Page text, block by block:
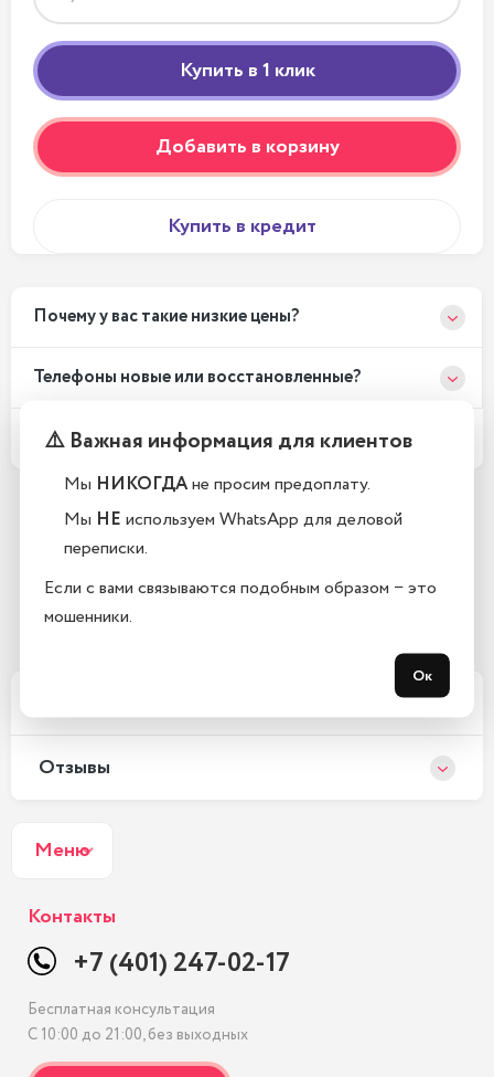
Добавить в корзину
Купить в кредит
Почему у вас такие низкие цены?
Телефоны новые или восстановленные?
Какой срок гарантии?
Остались вопросы?
С 10:00 до 21:00, без выходных
Отзывы
Меню
Контакты
+7 (401) 247-02-17
Бесплатная консультация
С 10:00 до 21:00, без выходных
⚠️ Важная информация для клиентов
Мы НИКОГДАне просим предоплату.
Мы НЕ используем WhatsApp для деловой
переписки.
Если с вами связываются подобным образом − это
мошенники.
Ок